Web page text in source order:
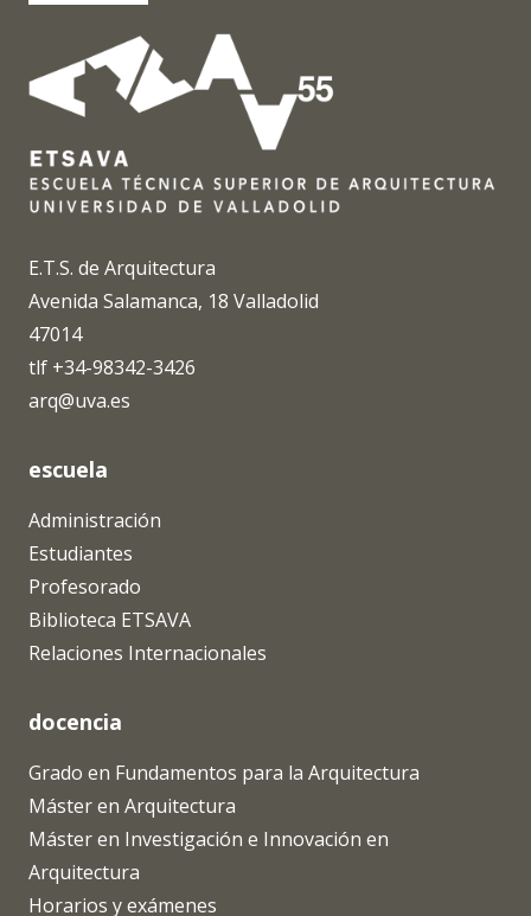
E.T.S. de Arquitectura
Avenida Salamanca, 18 Valladolid
47014
tlf +34-98342-3426
arq@uva.es
escuela
Administración
Estudiantes
Profesorado
Biblioteca ETSAVA
Relaciones Internacionales
docencia
Grado en Fundamentos para la Arquitectura
Máster en Arquitectura
Máster en Investigación e Innovación en
Arquitectura
Horarios y exámenes